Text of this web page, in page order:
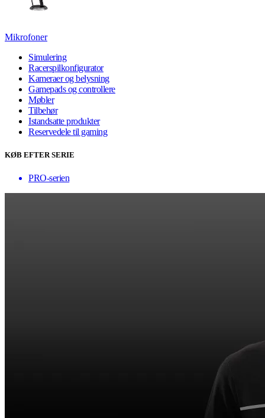
Mikrofoner
Simulering
Racerspilkonfigurator
Kameraer og belysning
Gamepads og controllere
Møbler
Tilbehør
Istandsatte produkter
Reservedele til gaming
KØB EFTER SERIE
PRO-serien